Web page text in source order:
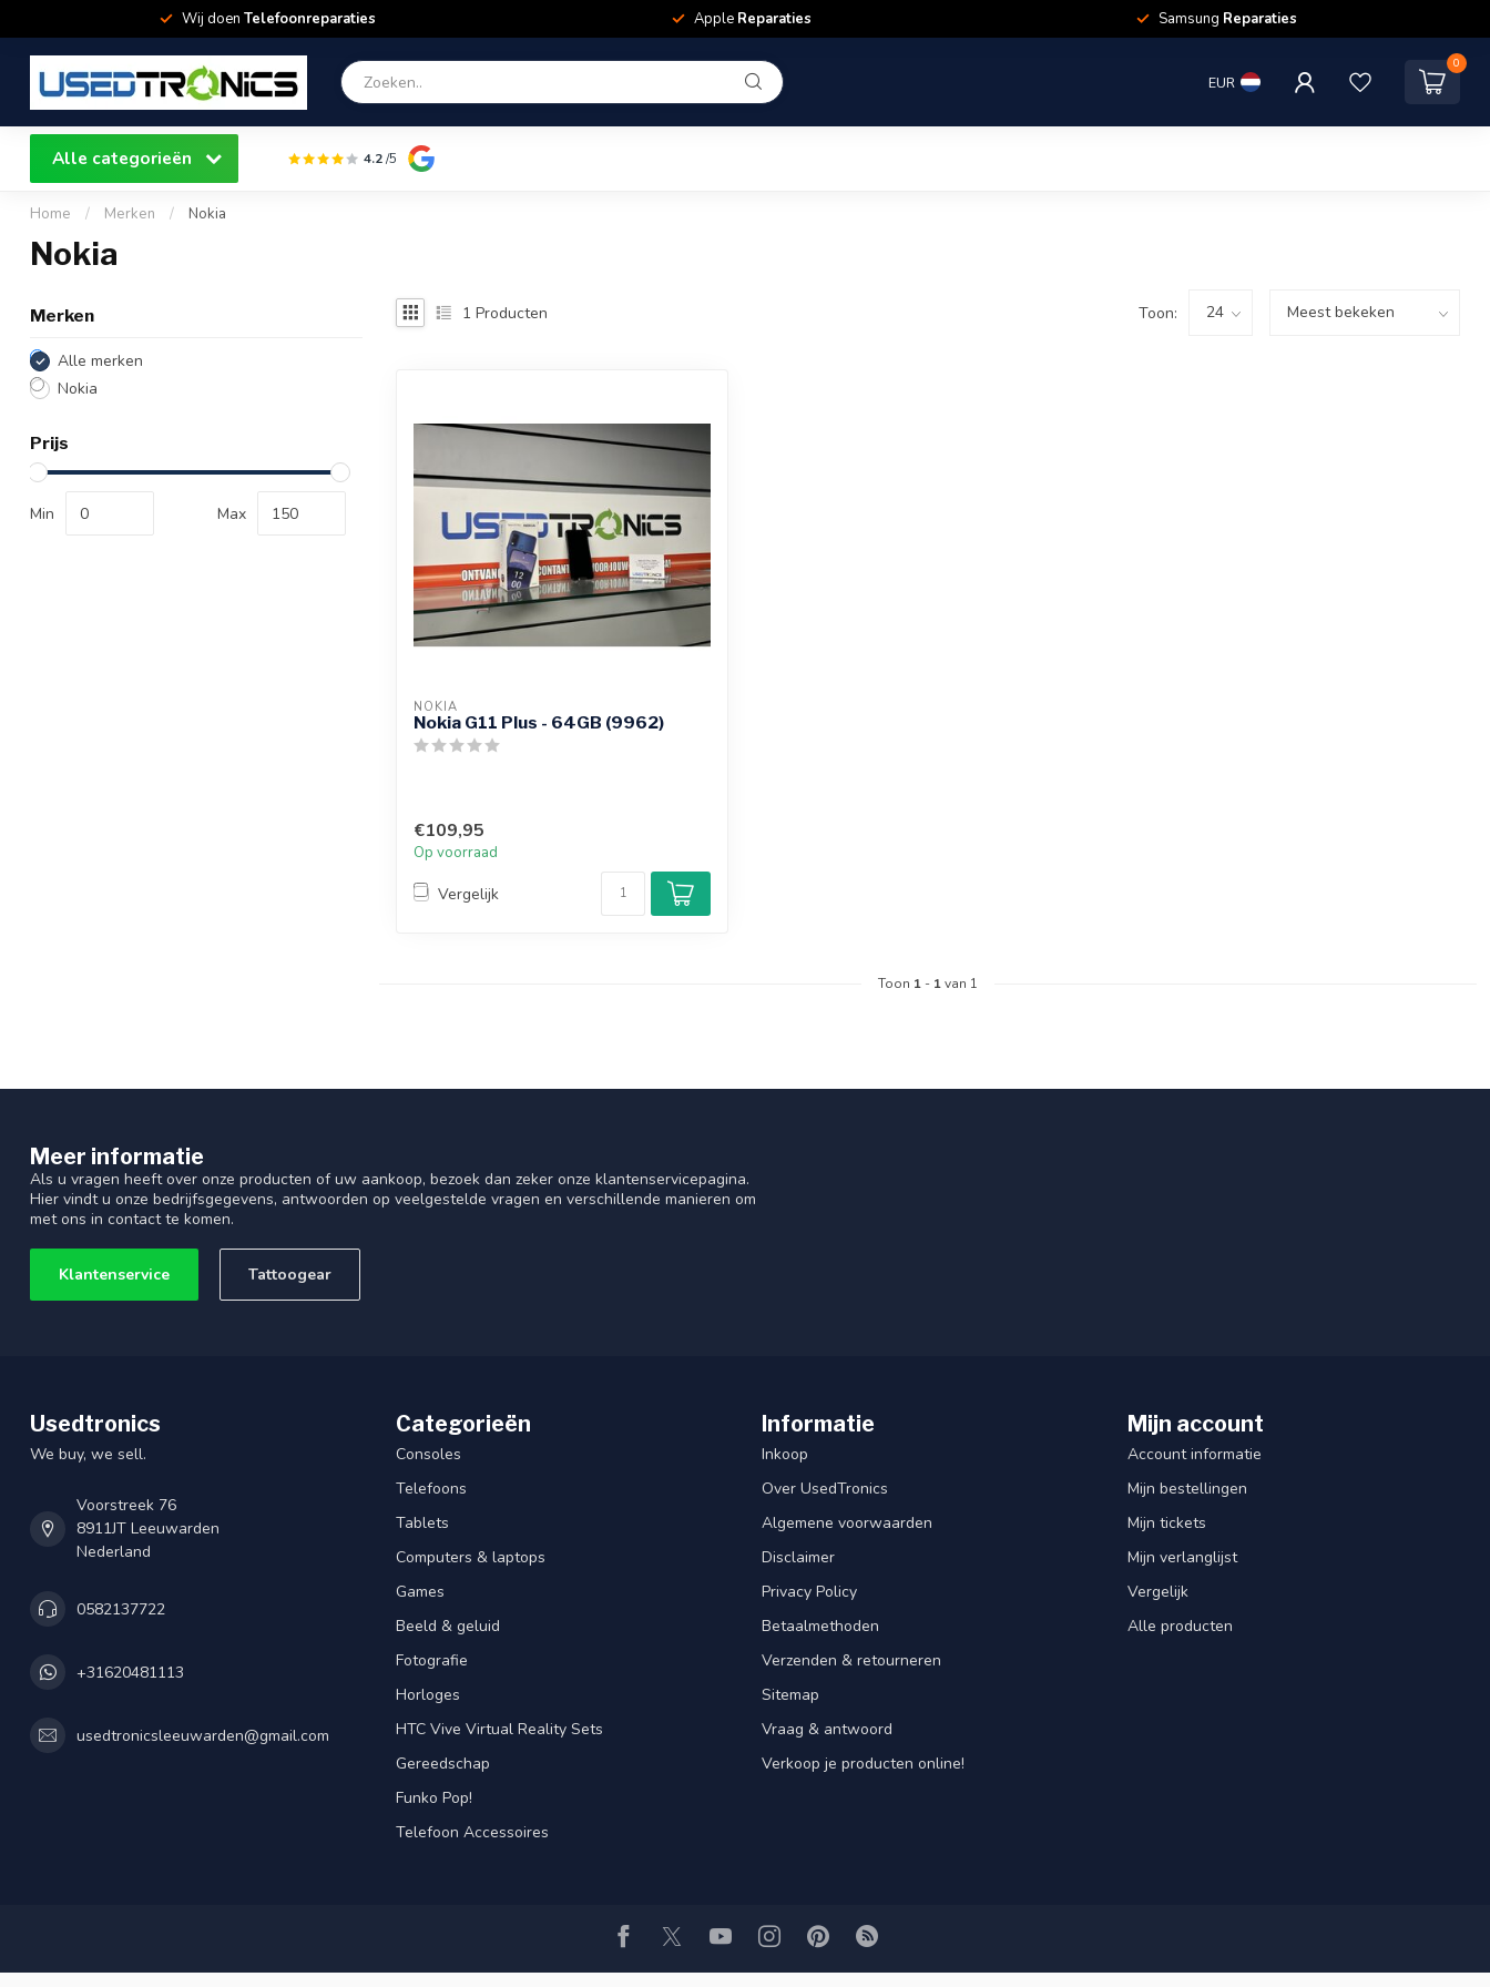
Wij doen Telefoonreparaties Apple Reparaties Samsung Reparaties
EUR
0
Alle categorieën 4.2/5
Home / Merken / Nokia
Nokia
Merken
Alle merken
Nokia
Prijs
Min Max
1 Producten Toon:
NOKIA
Nokia G11 Plus - 64GB (9962)
€109,95
Op voorraad
Vergelijk
Toon 1 - 1van 1
Meer informatie
Als u vragen heeft over onze producten of uw aankoop, bezoek dan zeker onze klantenservicepagina.
Hier vindt u onze bedrijfsgegevens, antwoorden op veelgestelde vragen en verschillende manieren om
met ons in contact te komen.
Klantenservice Tattoogear
Usedtronics
We buy, we sell.
Voorstreek 76
8911JT Leeuwarden
Nederland
0582137722
+31620481113
usedtronicsleeuwarden@gmail.com
Categorieën
Consoles
Telefoons
Tablets
Computers & laptops
Games
Beeld & geluid
Fotografie
Horloges
HTC Vive Virtual Reality Sets
Gereedschap
Funko Pop!
Telefoon Accessoires
Informatie
Inkoop
Over UsedTronics
Algemene voorwaarden
Disclaimer
Privacy Policy
Betaalmethoden
Verzenden & retourneren
Sitemap
Vraag & antwoord
Verkoop je producten online!
Mijn account
Account informatie
Mijn bestellingen
Mijn tickets
Mijn verlanglijst
Vergelijk
Alle producten